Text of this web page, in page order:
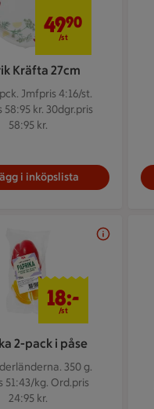
Kräfta 27cm
Jmfpris 4:16/st.
58:95 kr. 30dgr.pris
58:95 kr.
4990
/st
i inköpslista
2-pack i påse
350 g.
51:43/kg. Ord.pris
24:95 kr.
18 kr/st
18:-
/st